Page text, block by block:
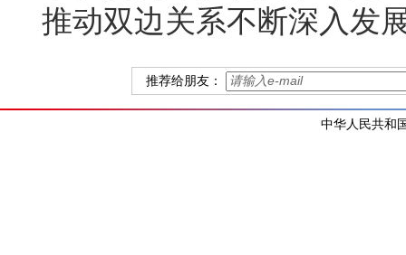
推动双边关系不断深入发
推荐给朋友：
中华人民共和